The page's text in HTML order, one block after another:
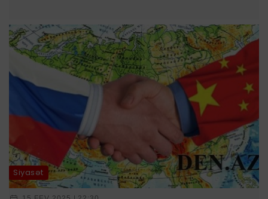
Siyasət